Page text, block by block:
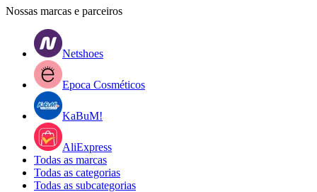
Nossas marcas e parceiros
Netshoes
Epoca Cosméticos
KaBuM!
AliExpress
Todas as marcas
Todas as categorias
Todas as subcategorias